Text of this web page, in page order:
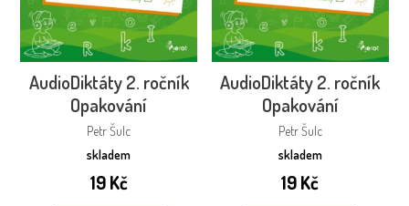
AudioDiktáty 2. ročník
Opakování
Petr Šulc
skladem
19Kč
AudioDiktáty 2. ročník
Opakování
Petr Šulc
skladem
19Kč